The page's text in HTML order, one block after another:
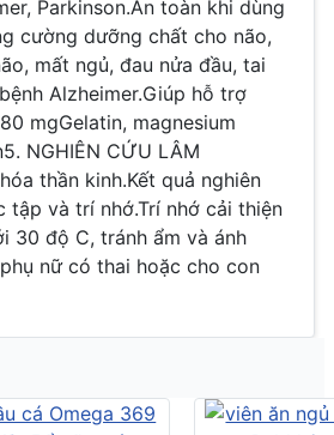
Parkinson.An toàn khi dùng
cường dưỡng chất cho não,
mất ngủ, đau nửa đầu, tai
Alzheimer.Giúp hỗ trợ
mgGelatin, magnesium
NGHIÊN CỨU LÂM
thần kinh.Kết quả nghiên
và trí nhớ.Trí nhớ cải thiện
30 độ C, tránh ẩm và ánh
nữ có thai hoặc cho con